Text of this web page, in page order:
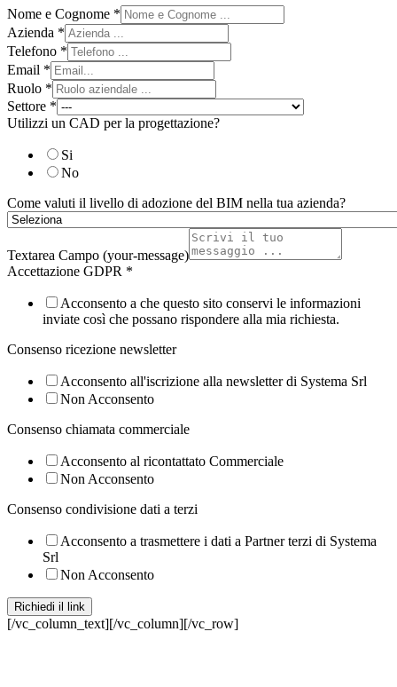
Nome e Cognome *
Azienda *
Telefono *
Email *
Ruolo *
Settore *
Utilizzi un CAD per la progettazione?
Si
No
Come valuti il livello di adozione del BIM nella tua azienda?
Textarea Campo (your-message)
Accettazione GDPR *
Acconsento a che questo sito conservi le informazioni
inviate così che possano rispondere alla mia richiesta.
Consenso ricezione newsletter
Acconsento all'iscrizione alla newsletter di Systema Srl
Non Acconsento
Consenso chiamata commerciale
Acconsento al ricontattato Commerciale
Non Acconsento
Consenso condivisione dati a terzi
Acconsento a trasmettere i dati a Partner terzi di Systema
Srl
Non Acconsento
Richiedi il link
[/vc_column_text][/vc_column][/vc_row]